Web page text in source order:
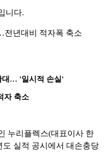
니다.
년대비 적자폭 축소
대… '일시적 손실'
자 축소
누리플렉스(대표이사 한
도 실적 공시에서 대손충당